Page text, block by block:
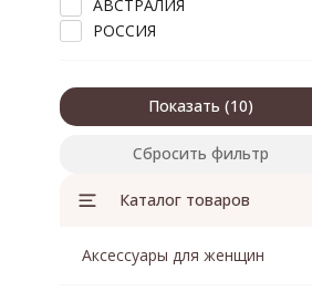
АВСТРАЛИЯ
РОССИЯ
Показать
Сбросить фильтр
Каталог товаров
Аксессуары для женщин